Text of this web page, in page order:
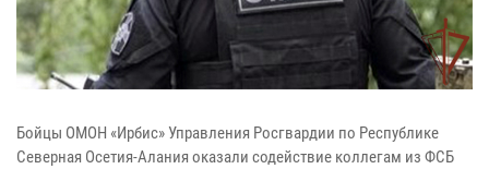
Бойцы ОМОН «Ирбис» Управления Росгвардии по Республике
Северная Осетия-Алания оказали содействие коллегам из ФСБ